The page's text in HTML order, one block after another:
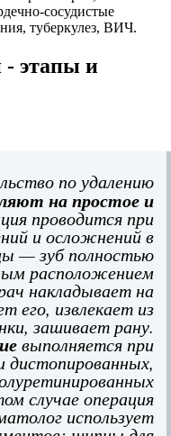
сосудистые
туберкулез, ВИЧ.
- этапы и
по удалению
на простое и
проводится при
и осложнений в
— зуб полностью
расположением
накладывает на
его, извлекает из
зашивает рану.
выполняется при
дистопированных,
случае операция
использует